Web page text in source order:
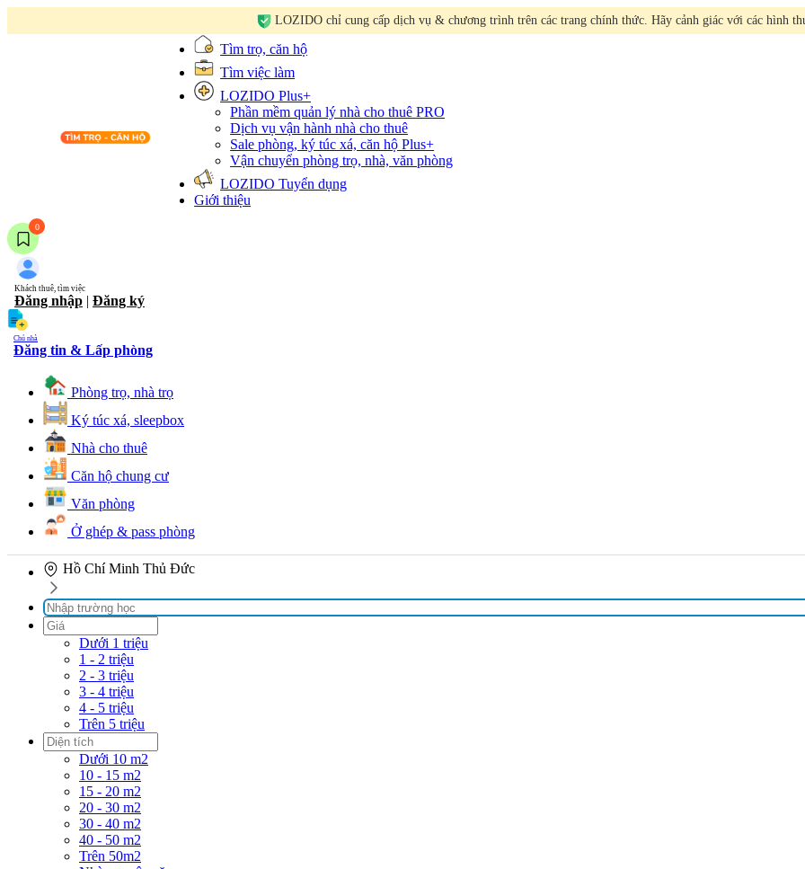
LOZIDO chỉ cung cấp dịch vụ & chương trình trên các trang chính thức. Hãy cảnh giác với các hình
Tìm trọ, căn hộ
Tìm việc làm
LOZIDO Plus+
Phần mềm quản lý nhà cho thuêPRO
Dịch vụ vận hành nhà cho thuê
Sale phòng, ký túc xá, căn hộPlus+
Vận chuyển phòng trọ, nhà, văn phòng
LOZIDO Tuyển dụng
Giới thiệu
0
Khách thuê, tìm việc
Đăng nhập | Đăng ký
Chủ nhà
Đăng tin & Lấp phòng
Phòng trọ, nhà trọ
Ký túc xá, sleepbox
Nhà cho thuê
Căn hộ chung cư
Văn phòng
Ở ghép & pass phòng
Hồ Chí Minh Thủ Đức
Dưới 1 triệu
1 - 2 triệu
2 - 3 triệu
3 - 4 triệu
4 - 5 triệu
Trên 5 triệu
Dưới 10 m2
10 - 15 m2
15 - 20 m2
20 - 30 m2
30 - 40 m2
40 - 50 m2
Trên 50m2